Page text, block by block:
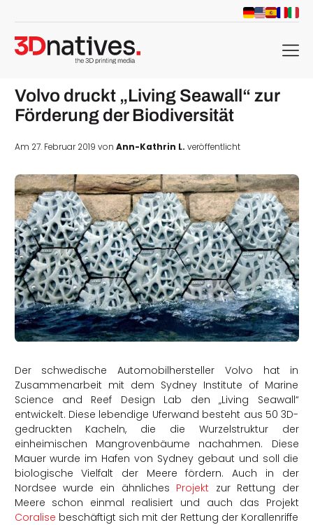
menu
Volvo druckt „Living Seawall“ zur
Förderung der Biodiversität
Am 27. Februar 2019 von Ann-Kathrin L. veröffentlicht
Der schwedische Automobilhersteller Volvo hat in
Zusammenarbeit mit dem Sydney Institute of Marine
Science and Reef Design Lab den „Living Seawall“
entwickelt. Diese lebendige Uferwand besteht aus 50 3D-
gedruckten Kacheln, die die Wurzelstruktur der
einheimischen Mangrovenbäume nachahmen. Diese
Mauer wurde im Hafen von Sydney gebaut und soll die
biologische Vielfalt der Meere fördern. Auch in der
Nordsee wurde ein ähnliches Projekt zur Rettung der
Meere schon einmal realisiert und auch das Projekt
Coralise beschäftigt sich mit der Rettung der Korallenriffe